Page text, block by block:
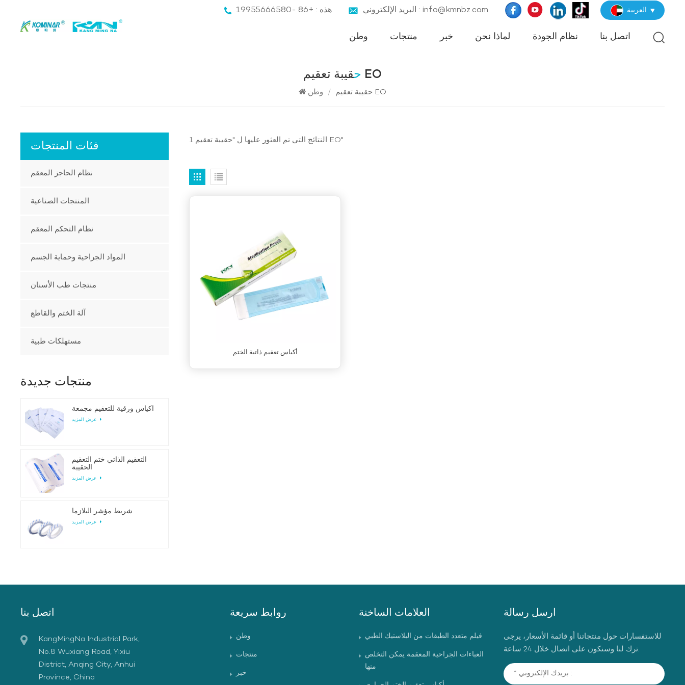
هذه : +86 -19955666580 البريد الإلكتروني : info@kmnbz.com العربية
وطن منتجات خبر لماذا نحن نظام الجودة اتصل بنا
حقيبة تعقيم EO
/ حقيبة تعقيم EO
1 النتائج التي تم العثور عليها ل "حقيبة تعقيم EO"
أكياس تعقيم ذاتية الختم
فئات المنتجات
نظام الحاجز المعقم
المنتجات الصناعية
نظام التحكم المعقم
المواد الجراحية وحماية الجسم
منتجات طب الأسنان
آلة الختم والقاطع
مستهلكات طبية
منتجات جديدة
أكياس ورقية للتعقيم مجمعة
عرض المزيد
التعقيم الذاتي ختم التعقيم
الحقيبة
عرض المزيد
شريط مؤشر البلازما
عرض المزيد
اتصل بنا
KangMingNa Industrial Park,
No.8 Wuxiang Road, Yixiu
District, Anqing City, Anhui
Province, China
روابط سريعة
وطن
منتجات
خبر
العلامات الساخنة
فيلم متعدد الطبقات من البلاستيك الطبي
العباءات الجراحية المعقمة يمكن التخلص
منها
ارسل رسالة
للاستفسارات حول منتجاتنا أو قائمة الأسعار، يرجى
ترك لنا وسنكون على اتصال خلال 24 ساعة.